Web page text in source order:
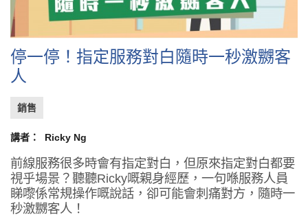
停一停！指定服務對白隨時一秒激嬲客
人
銷售
講者： Ricky Ng
前線服務很多時會有指定對白，但原來指定對白都要
視乎場景？聽聽Ricky嘅親身經歷，一句喺服務人員
睇嚟係常規操作嘅說話，卻可能會刺痛對方，隨時一
秒激嬲客人！